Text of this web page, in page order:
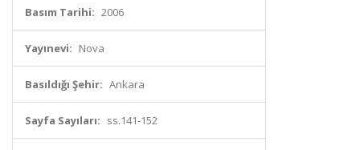
Basım Tarihi: 2006
Yayınevi: Nova
Basıldığı Şehir: Ankara
Sayfa Sayıları: ss.141-152